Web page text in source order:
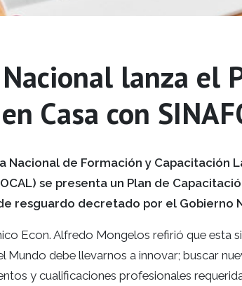
lanza el
Casa con
Nacional de Formación y Capacitación
se presenta un Plan de
resguardo decretado por el Gobierno
Econ. Alfredo Mongelos refirió que esta
Mundo debe llevarnos a innovar; buscar
y cualificaciones profesionales